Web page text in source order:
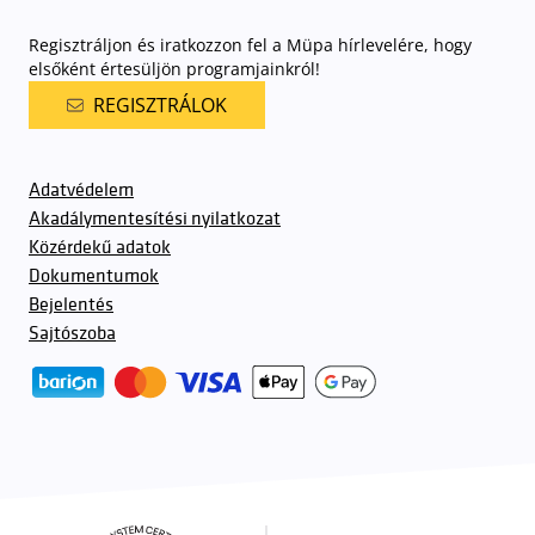
Regisztráljon és iratkozzon fel a Müpa hírlevelére, hogy
elsőként értesüljön programjainkról!
REGISZTRÁLOK
Adatvédelem
Akadálymentesítési nyilatkozat
Közérdekű adatok
Dokumentumok
Bejelentés
Sajtószoba